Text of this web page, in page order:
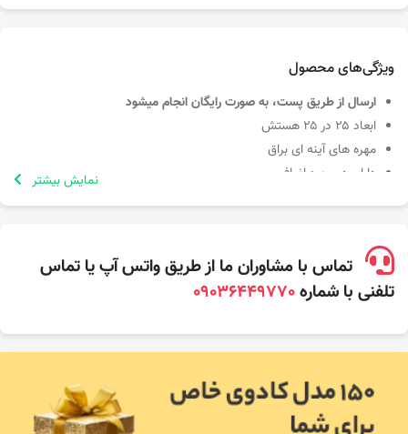
ویژگی‌های محصول
ارسال از طریق پست، به صورت رایگان انجام میشود
ابعاد ۲۵ در ۲۵ هستش
مهره های آینه ای براق
دارای دو مهره اضافی
نمایش بیشتر
تماس با مشاوران ما از طریق واتس آپ یا تماس
تلفنی با شماره09036449770